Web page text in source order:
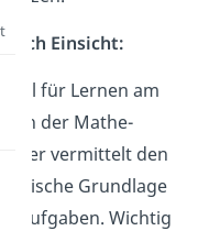
Einsicht:
für Lernen am
der Mathe-
vermittelt den
Grundlage
Aufgaben. Wichtig